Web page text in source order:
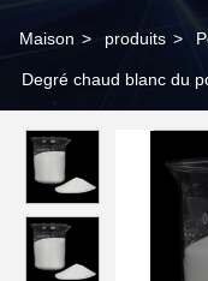
Maison > produits >
Degré chaud blanc du